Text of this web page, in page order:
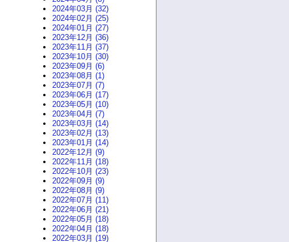
2024年03月 (32)
2024年02月 (25)
2024年01月 (27)
2023年12月 (36)
2023年11月 (37)
2023年10月 (30)
2023年09月 (6)
2023年08月 (1)
2023年07月 (7)
2023年06月 (17)
2023年05月 (10)
2023年04月 (7)
2023年03月 (14)
2023年02月 (13)
2023年01月 (14)
2022年12月 (9)
2022年11月 (18)
2022年10月 (23)
2022年09月 (9)
2022年08月 (9)
2022年07月 (11)
2022年06月 (21)
2022年05月 (18)
2022年04月 (18)
2022年03月 (19)